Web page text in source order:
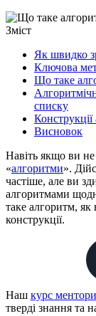
Зміст
Як швидко
Ключова
Що таке
списку
Висновок
Навіть якщо ви
«алгоритми».
частіше, але ви
алгоритмами
таке алгоритм,
конструкції.
Наш курс
тверді знання та